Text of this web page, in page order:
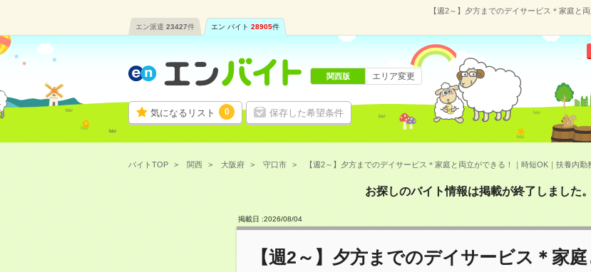
【週2～】夕方までのデイサービス＊家庭と
エン派遣 23427件 エン バイト 28905件
気になるリスト 0 保存した希望条件
関西版 エリア変更
バイトTOP 関西 大阪府 守口市 【週2～】夕方までのデイサービス＊家庭と両立ができる！｜時短OK｜扶養内勤
お探しのバイト情報は掲載が終了しました
掲載日 :2026/08/04
【週2～】夕方までのデイサービス＊家